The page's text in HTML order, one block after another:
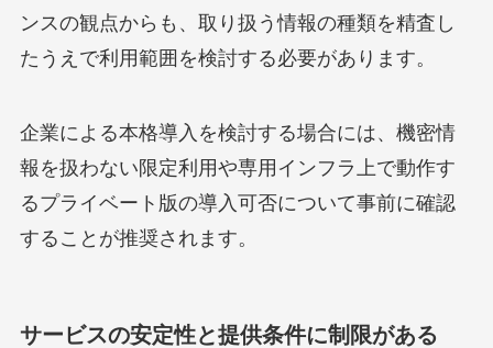
ンスの観点からも、取り扱う情報の種類を精査し
たうえで利用範囲を検討する必要があります。
企業による本格導入を検討する場合には、機密情
報を扱わない限定利用や専用インフラ上で動作す
るプライベート版の導入可否について事前に確認
することが推奨されます。
サービスの安定性と提供条件に制限がある